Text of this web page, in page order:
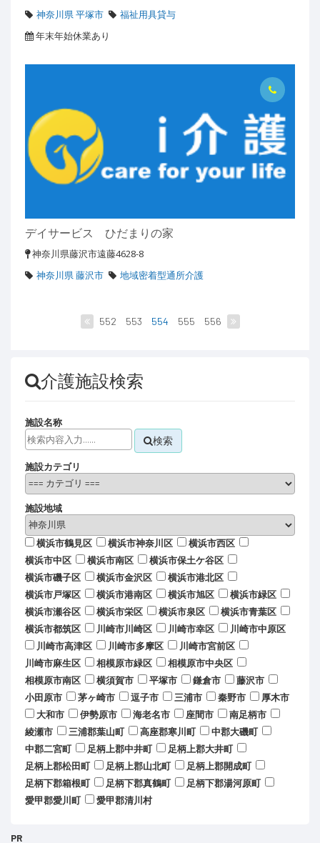
神奈川県 平塚市
福祉用具貸与
年末年始休業あり
デイサービス ひだまりの家
神奈川県藤沢市遠藤4628-8
神奈川県 藤沢市
地域密着型通所介護
552 553 554 555 556
介護施設検索
施設名称
検索
施設カテゴリ
施設地域
横浜市鶴見区 横浜市神奈川区
横浜市西区
横浜市中区
横浜市南区
横浜市保土ケ谷区
横浜市磯子区
横浜市金沢区
横浜市港北区
横浜市戸塚区
横浜市港南区 横浜市旭区
横浜市緑区
横浜市瀬谷区
横浜市栄区 横浜市泉区
横浜市青葉区
横浜市都筑区
川崎市川崎区 川崎市幸区
川崎市中原区
川崎市高津区
川崎市多摩区
川崎市宮前区
川崎市麻生区
相模原市緑区
相模原市中央区
相模原市南区
横須賀市 平塚市 鎌倉市
藤沢市
小田原市
茅ヶ崎市 逗子市 三浦市 秦野市
厚木市
大和市
伊勢原市 海老名市 座間市
南足柄市
綾瀬市
三浦郡葉山町 高座郡寒川町
中郡大磯町
中郡二宮町
足柄上郡中井町
足柄上郡大井町
足柄上郡松田町
足柄上郡山北町
足柄上郡開成町
足柄下郡箱根町
足柄下郡真鶴町
足柄下郡湯河原町
愛甲郡愛川町
愛甲郡清川村
PR